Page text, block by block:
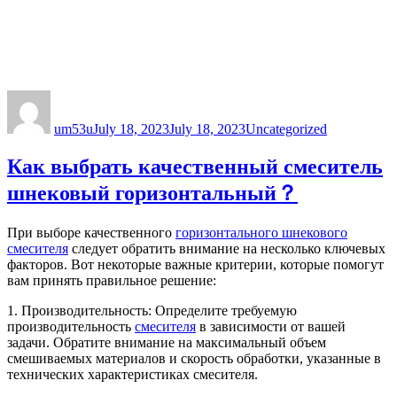
um53uJuly 18, 2023July 18, 2023Uncategorized
Как выбрать качественный смеситель
шнековый горизонтальный？
При выборе качественного горизонтального шнекового
смесителя следует обратить внимание на несколько ключевых
факторов. Вот некоторые важные критерии, которые помогут
вам принять правильное решение:
1. Производительность: Определите требуемую
производительность смесителя в зависимости от вашей
задачи. Обратите внимание на максимальный объем
смешиваемых материалов и скорость обработки, указанные в
технических характеристиках смесителя.